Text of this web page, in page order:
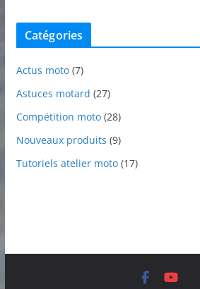
Catégories
Actus moto(7)
Astuces motard (27)
Compétition moto(28)
Nouveaux produits (9)
Tutoriels atelier moto(17)